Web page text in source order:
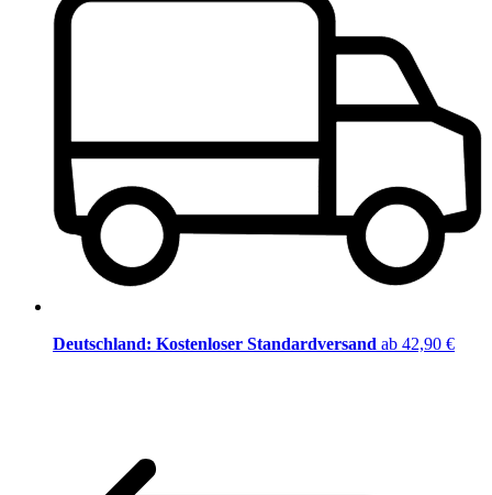
Deutschland: Kostenloser Standardversand ab 42,90 €